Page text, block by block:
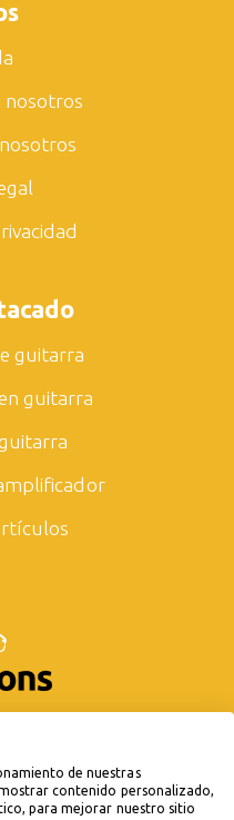
nosotros
guitarra
guitarra
de nuestras
contenido personalizado,
para mejorar nuestro sitio